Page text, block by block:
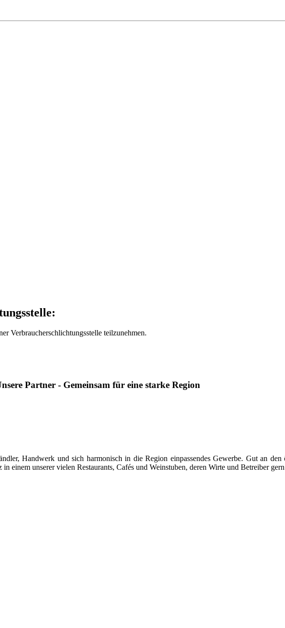
Verbraucherschlichtungsstelle teilzunehmen.
Partner - Gemeinsam für eine starke Region
Handwerk und sich harmonisch in die Region einpassendes Gewerbe. Gut an
einem unserer vielen Restaurants, Cafés und Weinstuben, deren Wirte und Betreiber